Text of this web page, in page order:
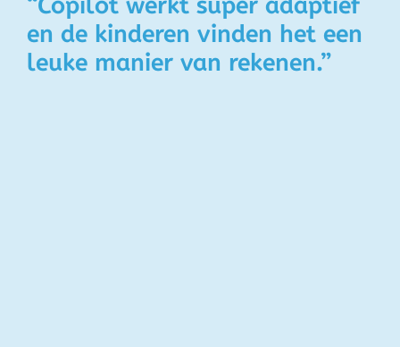
en de kinderen vinden het een
leuke manier van rekenen.”